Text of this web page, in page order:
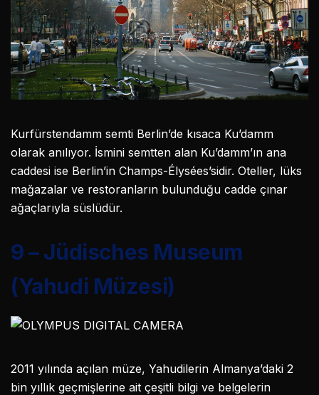
Kurfürstendamm semti Berlin’de kısaca Ku’damm
olarak anılıyor. İsmini semtten alan Ku’damm’ın ana
caddesi ise Berlin’in Champs-Élysées’sidir. Oteller, lüks
mağazalar ve restoranların bulunduğu cadde çınar
ağaçlarıyla süslüdür.
9 – Jüdisches Museum
(Yahudi Müzesi)
2011 yılında açılan müze, Yahudilerin Almanya’daki 2
bin yıllık geçmişlerine ait çeşitli bilgi ve belgelerin